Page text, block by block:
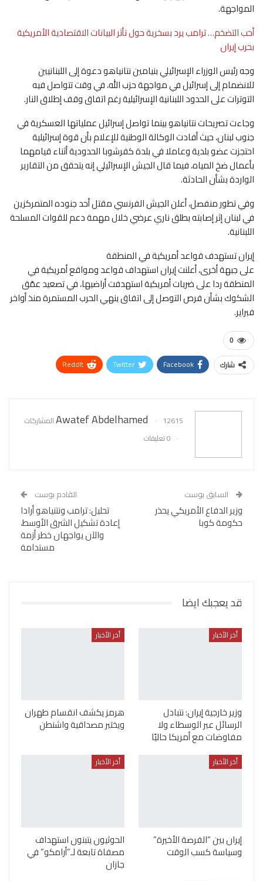
المواجهة.
أحب التضخم… ترامب يرد بسخرية حول تأثر البيانات الاقتصادية الأمريكية
بحرب إيران
وجه رئيس الوزراء الإسرائيلي بنيامين نتانياهو دعوة إلى اللبنانيين
للانضمام إلى إسرائيل في مواجهة حزب الله، في وقت تتواصل فيه
التوترات على الحدود اللبنانية الإسرائيلية رغم اتفاق وقف إطلاق النار.
وجاءت تصريحات نتانياهو بينما تواصل إسرائيل عملياتها العسكرية في
جنوب لبنان، حيث أفادت الوكالة الوطنية للإعلام بأن قوة إسرائيلية
احتجزت عضو بلدية وعاملا في بلدة كفرشوبا الحدودية أثناء قيامهما
بأعمال ضخ المياه، فيما قال الجيش الإسرائيلي إنه يتحقق من التقارير
الواردة بشأن الحادثة.
وفي تطور منفصل، أعلن الجيش الفرنسي مقتل أحد جنوده المتمركزين
في لبنان إثر إصابته بطلق ناري عرضي خلال مهمة دعم للقوات المسلحة
اللبنانية.
إيران تستهدف قواعد أمريكية في المنطقة
على جبهة أخرى، أعلنت إيران استهداف قواعد ومواقع أمريكية في
المنطقة ردا على ضربات أمريكية استهدفت أراضيها، في تصعيد عمّق
الشكوك بشأن فرص التوصل إلى اتفاق ينهي الحرب المستمرة منذ أواخر
فبراير.
0
شارك Facebook
Twitter
ReddIt
Awatef Abdelhamed
12615 المشاركات
0 تعليقات
السابق بوست
وزير الدفاع الأمريكي يحذر
حكومة كوبا
القادم بوست
تحليل: ترامب ونتنياهو أرادا
إعادة تشكيل الشرق الأوسط،
والآن يواجهان خطر أزمة
مستدامة
قد يعجبك ايضا
أخر الأخبار
وزير خارجية إيران: نتبادل
الرسائل عبر الوسطاء ولا
مفاوضات مع أمريكا حاليًا
أخر الأخبار
هرمز يكشف انقسام طهران
ويختبر مصداقية واشنطن
أخر الأخبار
إيران بين “الفرصة الأخيرة”
وسياسة كسب الوقت
أخر الأخبار
الحوثيون يتبنون استهداف
مصفاة تابعة لـ”أرامكو” في
جازان